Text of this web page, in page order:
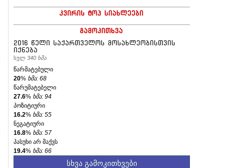
კვირის ტოპ სიახლეები
გამოკითხვა
2016 წელი საქართველოს მოსახლეობისთვის
იქნება
სულ 340 ხმა
წარმატებული
20% ხმა: 68
წარუმატებელი
27.6% ხმა: 94
პოზიტიური
16.2% ხმა: 55
ნეგატიური
16.8% ხმა: 57
პასუხი არ მაქვს
19.4% ხმა: 66
სხვა გამოკითხვები